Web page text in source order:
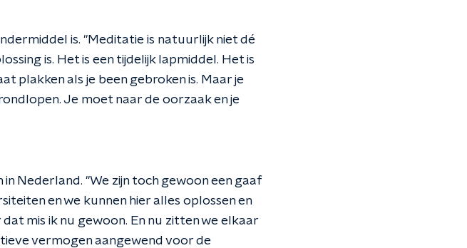
is. "Meditatie is natuurlijk niet dé
is. Het is een tijdelijk lapmiddel. Het is
plakken als je been gebroken is. Maar je
Je moet naar de oorzaak en je
Nederland. "We zijn toch gewoon een gaaf
en we kunnen hier alles oplossen en
mis ik nu gewoon. En nu zitten we elkaar
vermogen aangewend voor de